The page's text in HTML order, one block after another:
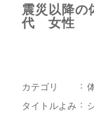
震災以降
代 女性
カテゴリ
タイトルよみ